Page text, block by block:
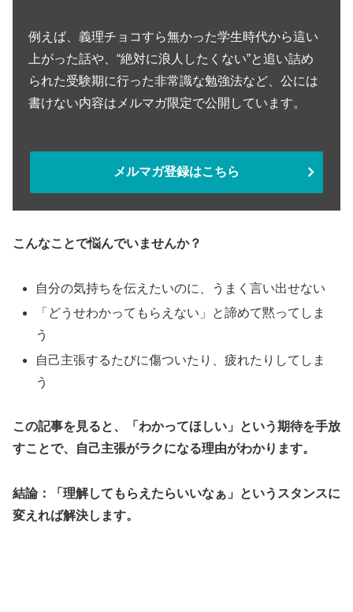
例えば、義理チョコすら無かった学生時代から這い
上がった話や、“絶対に浪人したくない”と追い詰め
られた受験期に行った非常識な勉強法など、公には
書けない内容はメルマガ限定で公開しています。
メルマガ登録はこちら
こんなことで悩んでいませんか？
自分の気持ちを伝えたいのに、うまく言い出せない
「どうせわかってもらえない」と諦めて黙ってしま
う
自己主張するたびに傷ついたり、疲れたりしてしま
う
この記事を見ると、「わかってほしい」という期待を手放
すことで、自己主張がラクになる理由がわかります。
結論：「理解してもらえたらいいなぁ」というスタンスに
変えれば解決します。